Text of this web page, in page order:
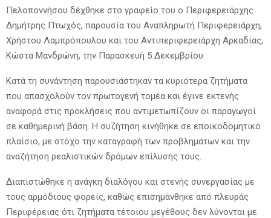
Πελοποννήσου δέχθηκε στο γραφείο του ο Περιφερειάρχης
Δημήτρης Πτωχός, παρουσία του Αναπληρωτή Περιφερειάρχη,
Χρήστου Λαμπρόπουλου και του Αντιπεριφερειάρχη Αρκαδίας,
Κώστα Μανδρώνη, την Παρασκευή 5 Δεκεμβρίου.
Κατά τη συνάντηση παρουσιάστηκαν τα κυριότερα ζητήματα
που απασχολούν τον πρωτογενή τομέα και έγινε εκτενής
αναφορά στις προκλήσεις που αντιμετωπίζουν οι παραγωγοί
σε καθημερινή βάση. Η συζήτηση κινήθηκε σε εποικοδομητικό
πλαίσιο, με στόχο την καταγραφή των προβλημάτων και την
αναζήτηση ρεαλιστικών δρόμων επίλυσής τους.
Διαπιστώθηκε η ανάγκη διαλόγου και στενής συνεργασίας με
τους αρμόδιους φορείς, καθώς επισημάνθηκε από πλευράς
Περιφέρειας ότι ζητήματα τέτοιου μεγέθους δεν λύνονται με